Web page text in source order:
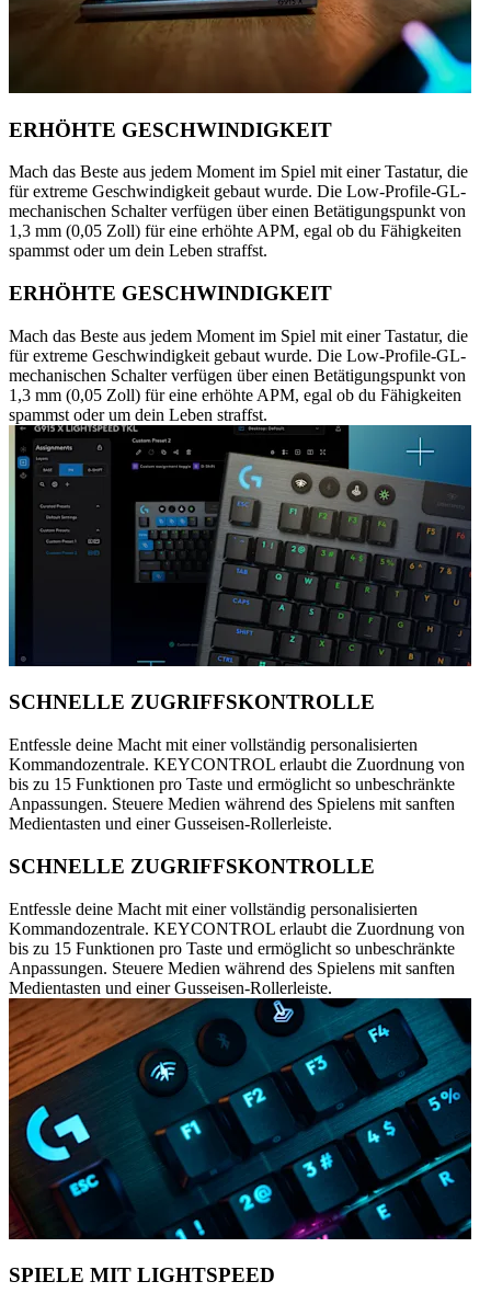
ERHÖHTE GESCHWINDIGKEIT
Mach das Beste aus jedem Moment im Spiel mit einer Tastatur, die
für extreme Geschwindigkeit gebaut wurde. Die Low-Profile-GL-
mechanischen Schalter verfügen über einen Betätigungspunkt von
1,3 mm (0,05 Zoll) für eine erhöhte APM, egal ob du Fähigkeiten
spammst oder um dein Leben straffst.
ERHÖHTE GESCHWINDIGKEIT
Mach das Beste aus jedem Moment im Spiel mit einer Tastatur, die
für extreme Geschwindigkeit gebaut wurde. Die Low-Profile-GL-
mechanischen Schalter verfügen über einen Betätigungspunkt von
1,3 mm (0,05 Zoll) für eine erhöhte APM, egal ob du Fähigkeiten
spammst oder um dein Leben straffst.
SCHNELLE ZUGRIFFSKONTROLLE
Entfessle deine Macht mit einer vollständig personalisierten
Kommandozentrale. KEYCONTROL erlaubt die Zuordnung von
bis zu 15 Funktionen pro Taste und ermöglicht so unbeschränkte
Anpassungen. Steuere Medien während des Spielens mit sanften
Medientasten und einer Gusseisen-Rollerleiste.
SCHNELLE ZUGRIFFSKONTROLLE
Entfessle deine Macht mit einer vollständig personalisierten
Kommandozentrale. KEYCONTROL erlaubt die Zuordnung von
bis zu 15 Funktionen pro Taste und ermöglicht so unbeschränkte
Anpassungen. Steuere Medien während des Spielens mit sanften
Medientasten und einer Gusseisen-Rollerleiste.
SPIELE MIT LIGHTSPEED